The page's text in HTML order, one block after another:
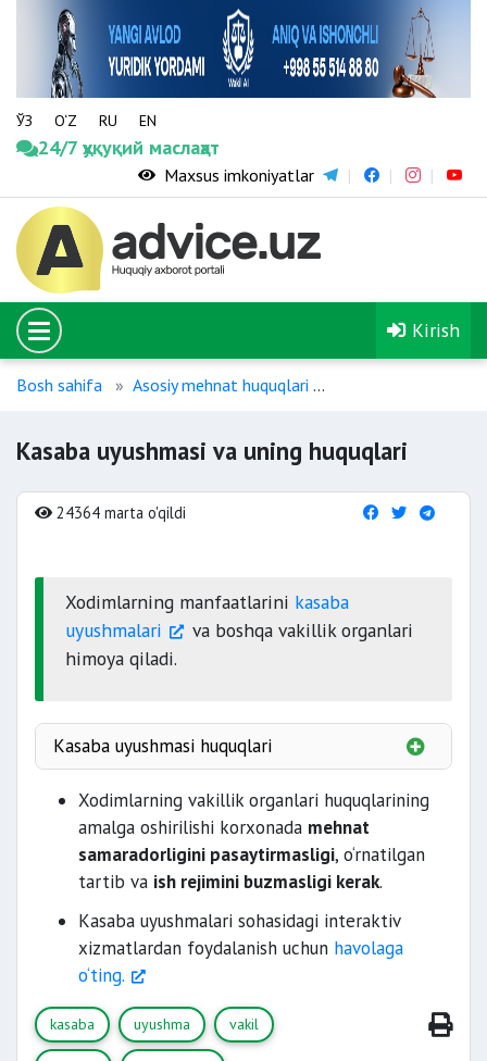
ЎЗ O‘Z RU EN
24/7 ҳуқуқий маслаҳат
Maxsus imkoniyatlar
Kirish
Bosh sahifa Asosiy mehnat huquqlari
Kasaba uyushmasi va uning huquqlari
24364 marta o'qildi
Xodimlarning manfaatlarini kasaba
uyushmalari
va boshqa vakillik organlari
himoya qiladi.
Kasaba uyushmasi huquqlari
rivojlantirishga doir masalalarni
himoya qilish
Xodimlarning vakillik organlari huquqlarining
amalga oshirilishi korxonada mehnat
samaradorligini pasaytirmasligi, o‘rnatilgan
tartib va ish rejimini buzmasligi kerak.
Kasaba uyushmalari sohasidagi interaktiv
xizmatlardan foydalanish uchun havolaga
o‘ting.
kasaba uyushma vakil